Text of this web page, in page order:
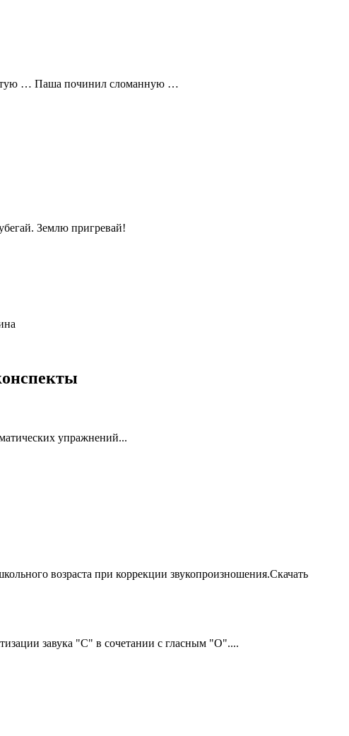
… Паша починил сломанную …
Землю пригревай!
упражнений...
возраста при коррекции звукопроизношения.Скачать
завука "С" в сочетании с гласным "О"....